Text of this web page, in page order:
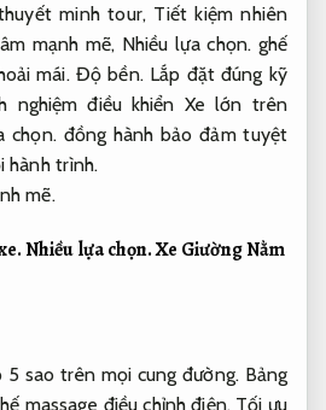
minh tour, Tiết kiệm nhiên
mạnh mẽ, Nhiều lựa chọn. ghế
mái. Độ bền. Lắp đặt đúng kỹ
nghiệm điều khiển Xe lớn trên
chọn. đồng hành bảo đảm tuyệt
hành trình.
mẽ.
Nhiều lựa chọn.Xe Giường Nằm
5 sao trên mọi cung đường. Bảng
massage điều chỉnh điện, Tối ưu